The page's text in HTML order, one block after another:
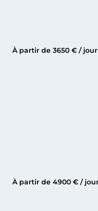
À partir de 3650 € / jour
PEARL 60CANNES
À partir de 4900 € /
REBORN 38ANTIBES